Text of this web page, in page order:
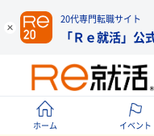
20代専門転職サイト
「Ｒｅ就活」公
ホーム イベント